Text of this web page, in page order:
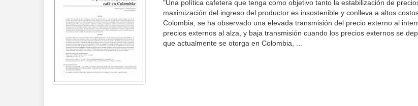
"Una política cafetera que tenga como objetivo tanto la estabilización de
maximización del ingreso del productor es insostenible y conlleva a altos
Colombia, se ha observado una elevada transmisión del precio externo al
precios externos al alza, y baja transmisión cuando los precios externos se
que actualmente se otorga en Colombia, ...